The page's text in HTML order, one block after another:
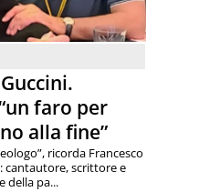
faro per
alla fine”
ricorda Francesco
cantautore, scrittore e
della pa...